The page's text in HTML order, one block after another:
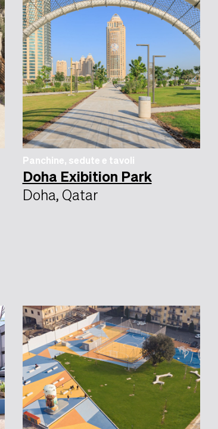
Panchine, sedute e tavoli
Doha Exibition Park
Doha, Qatar